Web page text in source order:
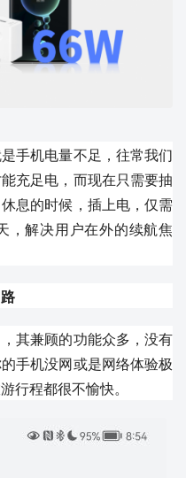
手机电量不足，往常我们
充足电，而现在只需要抽
息的时候，插上电，仅需
，解决用户在外的续航焦
其兼顾的功能众多，没有
手机没网或是网络体验极
行程都很不愉快。